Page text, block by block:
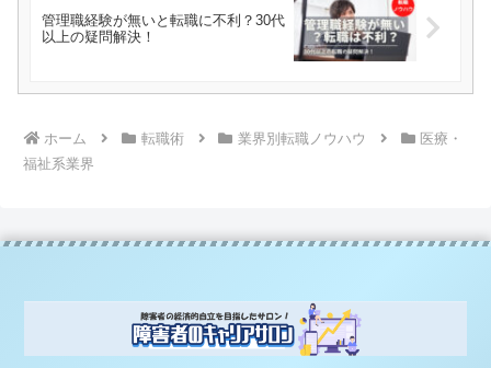
管理職経験が無いと転職に不利？30代
以上の疑問解決！
ホーム 転職術 業界別転職ノウハウ
医療・
福祉系業界